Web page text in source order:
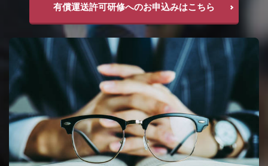
有償運送許可研修へのお申込みはこちら